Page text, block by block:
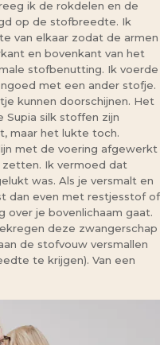
ik de rokdelen en de
op de stofbreedte. Ik
van elkaar zodat de armen
en bovenkant van het
stofbenutting. Ik voerde
met een ander stofje.
kunnen doorschijnen. Het
silk stoffen zijn
maar het lukte toch.
met de voering afgewerkt
Ik vermoed dat
was. Als je versmalt en
dan even met restjesstof of
je bovenlichaam gaat.
deze zwangerschap
de stofvouw versmallen
te krijgen). Van een